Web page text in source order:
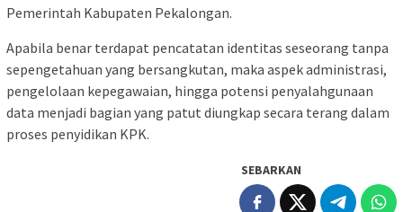
Pemerintah Kabupaten Pekalongan.
Apabila benar terdapat pencatatan identitas seseorang tanpa
sepengetahuan yang bersangkutan, maka aspek administrasi,
pengelolaan kepegawaian, hingga potensi penyalahgunaan
data menjadi bagian yang patut diungkap secara terang dalam
proses penyidikan KPK.
SEBARKAN